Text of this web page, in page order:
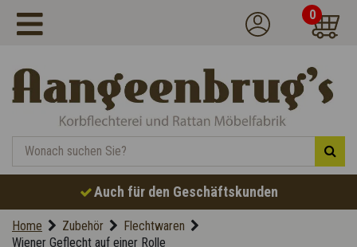
0
Auch für den Geschäftskunden
Home Zubehör
Flechtwaren
Wiener Geflecht auf einer Rolle